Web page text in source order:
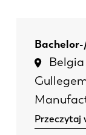
Belgia
Przeczytaj